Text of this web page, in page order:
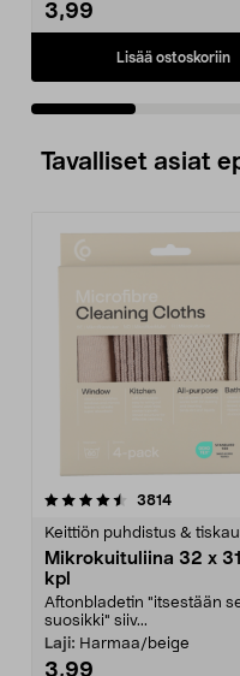
3,99
Lisää ostoskoriin
Tavalliset asiat
3814arvostelut
Keittiön puhdistus &
Mikrokuituliina 32 x
kpl
Aftonbladetin "itsestään
suosikki" siiv...
Laji: Harmaa/beige
3,99
4.5viidestä